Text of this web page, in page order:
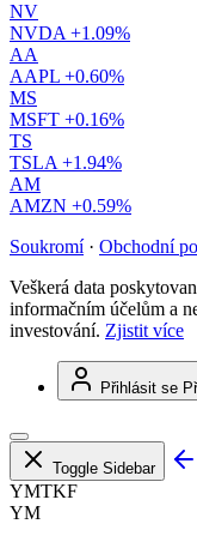
NV
NVDA +1.09%
AA
AAPL +0.60%
MS
MSFT +0.16%
TS
TSLA +1.94%
AM
AMZN +0.59%
Soukromí · Obchodní
Veškerá data
informačním účelům a
investování. Zjistit více
Přihlásit se
Toggle Sidebar
YMTKF
YM